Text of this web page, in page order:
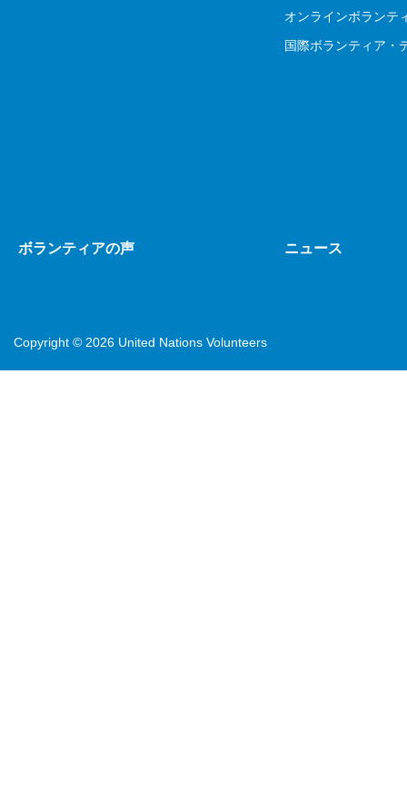
オンラインボランテ
国際ボランティア・
ボランティアの声 ニュース
Copyright © 2026 United Nations Volunteers